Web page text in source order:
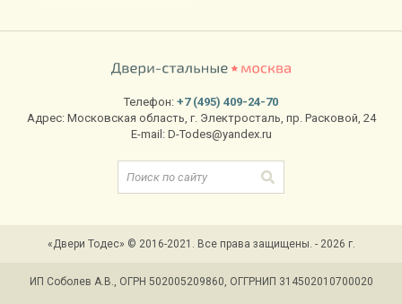
Телефон: +7 (495) 409-24-70
Адрес: Московская область, г. Электросталь, пр. Расковой, 24
E-mail: D-Todes@yandex.ru
«Двери Тодес» © 2016-2021. Все права защищены. - 2026 г.
ИП Соболев А.В., ОГРН 502005209860, ОГГРНИП 314502010700020